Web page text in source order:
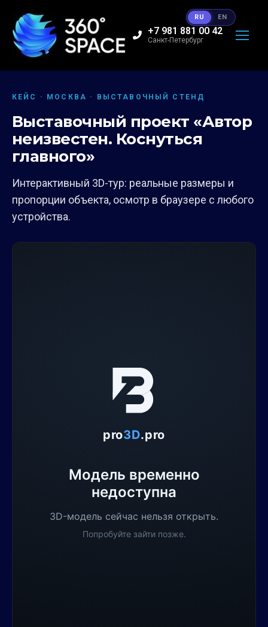
+7 981 881 00 42
Санкт-Петербург
КЕЙС · МОСКВА · ВЫСТАВОЧНЫЙ СТЕНД
Выставочный проект «Автор
неизвестен. Коснуться
главного»
Интерактивный 3D-тур: реальные размеры и
пропорции объекта, осмотр в браузере с любого
устройства.
RU EN